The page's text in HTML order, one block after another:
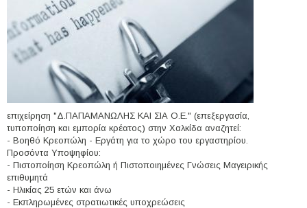
επιχείρηση "Δ.ΠΑΠΑΜΑΝΩΛΗΣ ΚΑΙ ΣΙΑ Ο.Ε." (επεξεργασία,
τυποποίηση και εμπορία κρέατος) στην Χαλκίδα αναζητεί:
- Βοηθό Κρεοπώλη - Εργάτη για το χώρο του εργαστηρίου.
Προσόντα Υποψηφίου:
- Πιστοποίηση Κρεοπώλη ή Πιστοποιημένες Γνώσεις Μαγειρικής
επιθυμητά
- Ηλικίας 25 ετών και άνω
- Εκπληρωμένες στρατιωτικές υποχρεώσεις